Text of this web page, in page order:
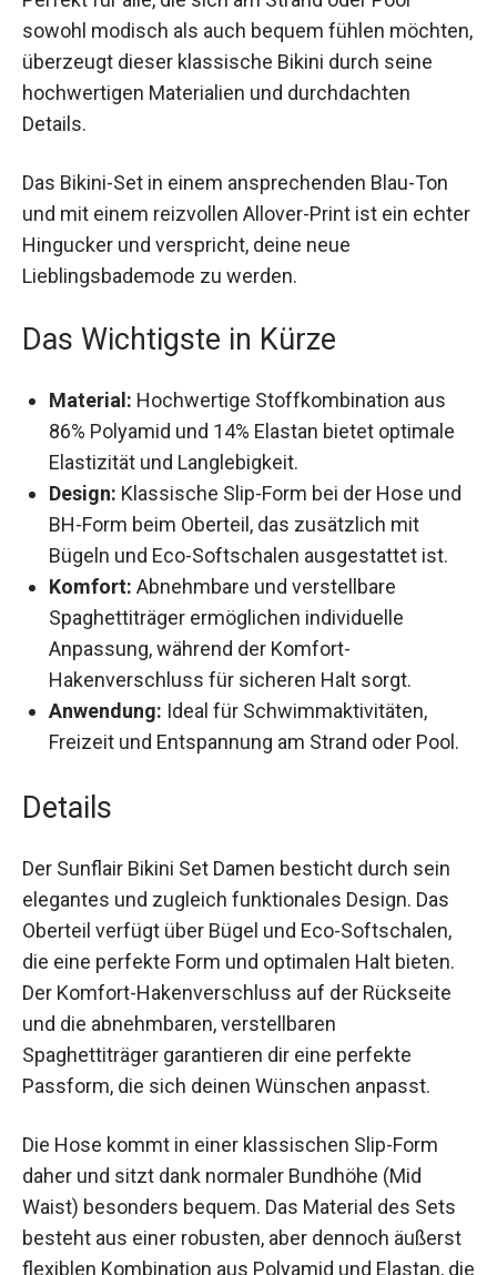
Perfekt für alle, die sich am Strand oder Pool
sowohl modisch als auch bequem fühlen
möchten, überzeugt dieser klassische Bikini
durch seine hochwertigen Materialien und
durchdachten Details.
Das Bikini-Set in einem ansprechenden Blau-Ton
und mit einem reizvollen Allover-Print ist ein
echter Hingucker und verspricht, deine neue
Lieblingsbademode zu werden.
Das Wichtigste in Kürze
Material: Hochwertige Stoffkombination aus
86% Polyamid und 14% Elastan bietet optimale
Elastizität und Langlebigkeit.
Design: Klassische Slip-Form bei der Hose
und BH-Form beim Oberteil, das zusätzlich mit
Bügeln und Eco-Softschalen ausgestattet ist.
Komfort: Abnehmbare und verstellbare
Spaghettiträger ermöglichen individuelle
Anpassung, während der Komfort-
Hakenverschluss für sicheren Halt sorgt.
Anwendung: Ideal für Schwimmaktivitäten,
Freizeit und Entspannung am Strand oder
Details
Der Sunflair Bikini Set Damen besticht durch sein
elegantes und zugleich funktionales Design. Das
Oberteil verfügt über Bügel und Eco-Softschalen,
die eine perfekte Form und optimalen Halt bieten.
Der Komfort-Hakenverschluss auf der Rückseite
und die abnehmbaren, verstellbaren
Spaghettiträger garantieren dir eine perfekte
Passform, die sich deinen Wünschen anpasst.
Die Hose kommt in einer klassischen Slip-Form
daher und sitzt dank normaler Bundhöhe (Mid
Waist) besonders bequem. Das Material des Sets